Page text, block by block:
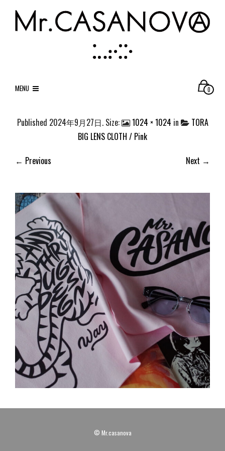
MENU 0
Published 2024年9月27日. Size: 1024 × 1024 in
TORA
BIG LENS CLOTH / Pink
← Previous
Next →
© Mr.casanova